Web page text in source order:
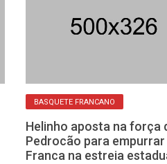
BASQUETE FRANCANO
Helinho aposta na força
Pedrocão para empurrar
Franca na estreia